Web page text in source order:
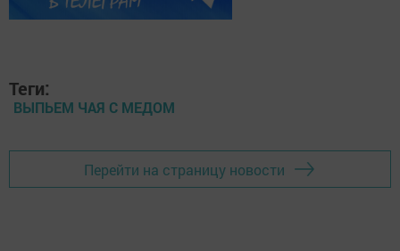
Теги:
ВЫПЬЕМ ЧАЯ С МЕДОМ
Перейти на страницу новости